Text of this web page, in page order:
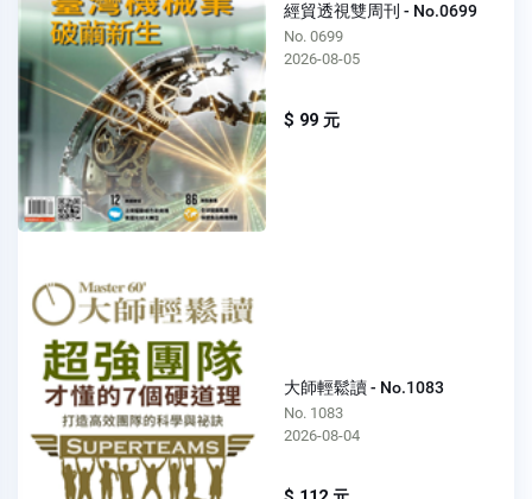
經貿透視雙周刊 - No.0699
No. 0699
2026-08-05
$ 99 元
大師輕鬆讀 - No.1083
No. 1083
2026-08-04